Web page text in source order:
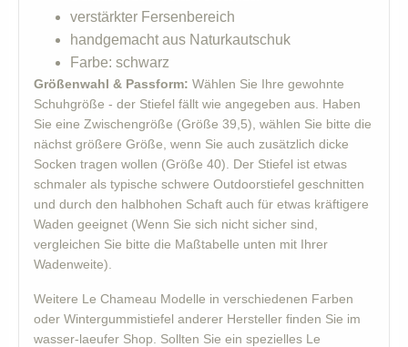
verstärkter Fersenbereich
handgemacht aus Naturkautschuk
Farbe: schwarz
Größenwahl & Passform: Wählen Sie Ihre gewohnte
Schuhgröße - der Stiefel fällt wie angegeben aus. Haben
Sie eine Zwischengröße (Größe 39,5), wählen Sie bitte die
nächst größere Größe, wenn Sie auch zusätzlich dicke
Socken tragen wollen (Größe 40). Der Stiefel ist etwas
schmaler als typische schwere Outdoorstiefel geschnitten
und durch den halbhohen Schaft auch für etwas kräftigere
Waden geeignet (Wenn Sie sich nicht sicher sind,
vergleichen Sie bitte die Maßtabelle unten mit Ihrer
Wadenweite).
Weitere Le Chameau Modelle in verschiedenen Farben
oder Wintergummistiefel anderer Hersteller finden Sie im
wasser-laeufer Shop. Sollten Sie ein spezielles Le